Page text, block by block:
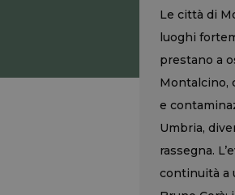
Le città di
luoghi
prestano a
Montalcino,
e
Umbria,
rassegna.
continuità a